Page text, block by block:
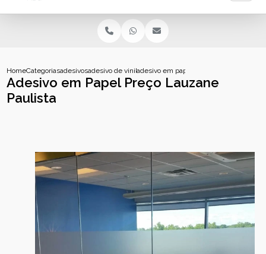
HomeCategoriasadesivosadesivo de vinil brancoadesivo em papel preco lauzane
Adesivo em Papel Preço Lauzane
Paulista